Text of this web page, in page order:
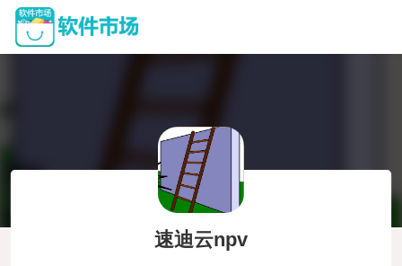
速迪云npv